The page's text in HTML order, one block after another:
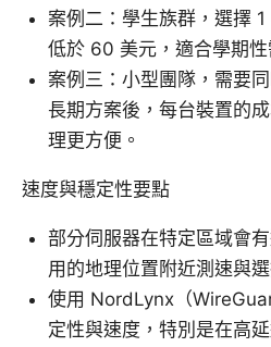
案例二：學生族群，選擇
低於 60 美元，適合學期性
案例三：小型團隊，需要
長期方案後，每台裝置的
理更方便。
速度與穩定性要點
部分伺服器在特定區域會
用的地理位置附近測速與
使用 NordLynx（
定性與速度，特別是在高